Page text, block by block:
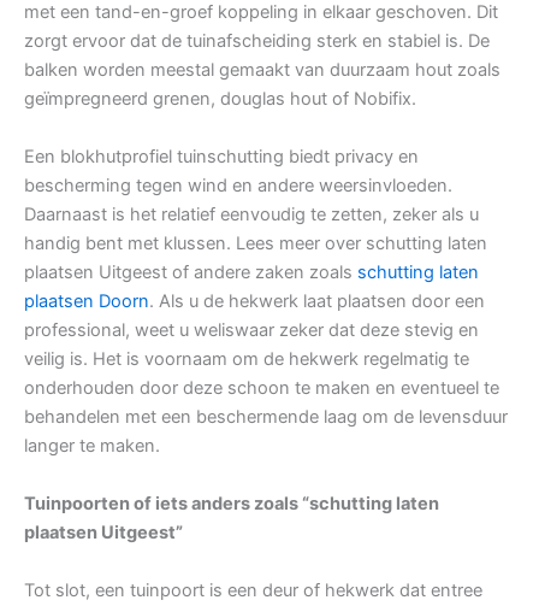
met een tand-en-groef koppeling in elkaar geschoven. Dit
zorgt ervoor dat de tuinafscheiding sterk en stabiel is. De
balken worden meestal gemaakt van duurzaam hout zoals
geïmpregneerd grenen, douglas hout of Nobifix.
Een blokhutprofiel tuinschutting biedt privacy en
bescherming tegen wind en andere weersinvloeden.
Daarnaast is het relatief eenvoudig te zetten, zeker als u
handig bent met klussen. Lees meer over schutting laten
plaatsen Uitgeest of andere zaken zoals schutting laten
plaatsen Doorn. Als u de hekwerk laat plaatsen door een
professional, weet u weliswaar zeker dat deze stevig en
veilig is. Het is voornaam om de hekwerk regelmatig te
onderhouden door deze schoon te maken en eventueel te
behandelen met een beschermende laag om de levensduur
langer te maken.
Tuinpoorten of iets anders zoals “schutting laten
plaatsen Uitgeest”
Tot slot, een tuinpoort is een deur of hekwerk dat entree